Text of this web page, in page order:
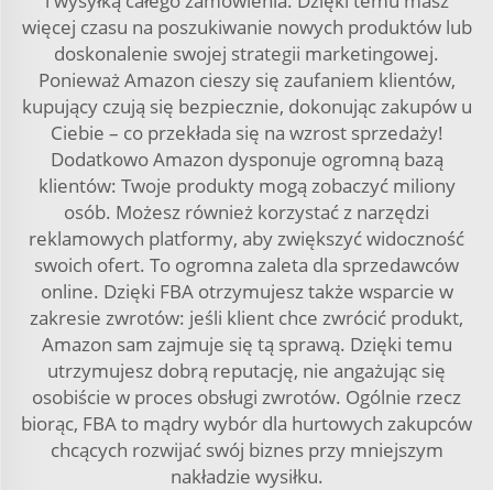
więcej czasu na poszukiwanie nowych produktów lub
doskonalenie swojej strategii marketingowej.
Ponieważ Amazon cieszy się zaufaniem klientów,
kupujący czują się bezpiecznie, dokonując zakupów u
Ciebie – co przekłada się na wzrost sprzedaży!
Dodatkowo Amazon dysponuje ogromną bazą
klientów: Twoje produkty mogą zobaczyć miliony
osób. Możesz również korzystać z narzędzi
reklamowych platformy, aby zwiększyć widoczność
swoich ofert. To ogromna zaleta dla sprzedawców
online. Dzięki FBA otrzymujesz także wsparcie w
zakresie zwrotów: jeśli klient chce zwrócić produkt,
Amazon sam zajmuje się tą sprawą. Dzięki temu
utrzymujesz dobrą reputację, nie angażując się
osobiście w proces obsługi zwrotów. Ogólnie rzecz
biorąc, FBA to mądry wybór dla hurtowych zakupców
chcących rozwijać swój biznes przy mniejszym
nakładzie wysiłku.